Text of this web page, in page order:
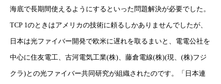
海底で長期間使えるようにするといった問題解決が必要でした。
TCP 1のときはアメリカの技術に頼るしかありませんでしたが、
日本は光ファイバー開発で欧米に遅れを取るまいと、電電公社を
中心に住友電工、古河電気工業(株)、藤倉電線(株)(現、(株)フジ
クラ)との光ファイバー共同研究が組織されたのです。「日本連